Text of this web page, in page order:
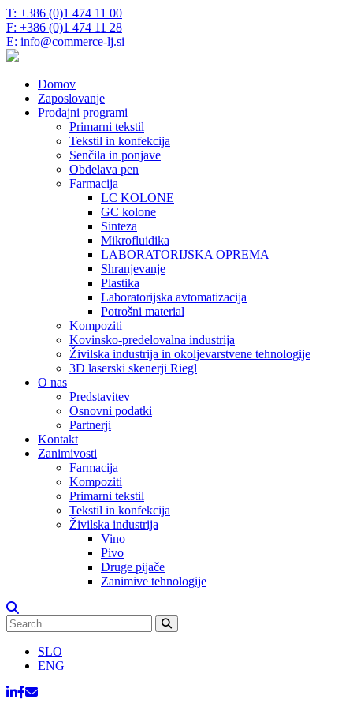
T: +386 (0)1 474 11 00
F: +386 (0)1 474 11 28
E: info@commerce-lj.si
Domov
Zaposlovanje
Prodajni programi
Primarni tekstil
Tekstil in konfekcija
Senčila in ponjave
Obdelava pen
Farmacija
LC KOLONE
GC kolone
Sinteza
Mikrofluidika
LABORATORIJSKA OPREMA
Shranjevanje
Plastika
Laboratorijska avtomatizacija
Potrošni material
Kompoziti
Kovinsko-predelovalna industrija
Živilska industrija in okoljevarstvene tehnologije
3D laserski skenerji Riegl
O nas
Predstavitev
Osnovni podatki
Partnerji
Kontakt
Zanimivosti
Farmacija
Kompoziti
Primarni tekstil
Tekstil in konfekcija
Živilska industrija
Vino
Pivo
Druge pijače
Zanimive tehnologije
SLO
ENG